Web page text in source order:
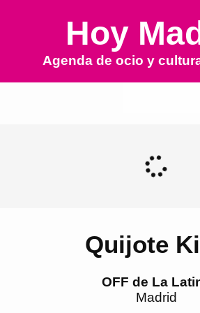
Hoy
Agenda de ocio y
Quijote
OFF de La
Madrid